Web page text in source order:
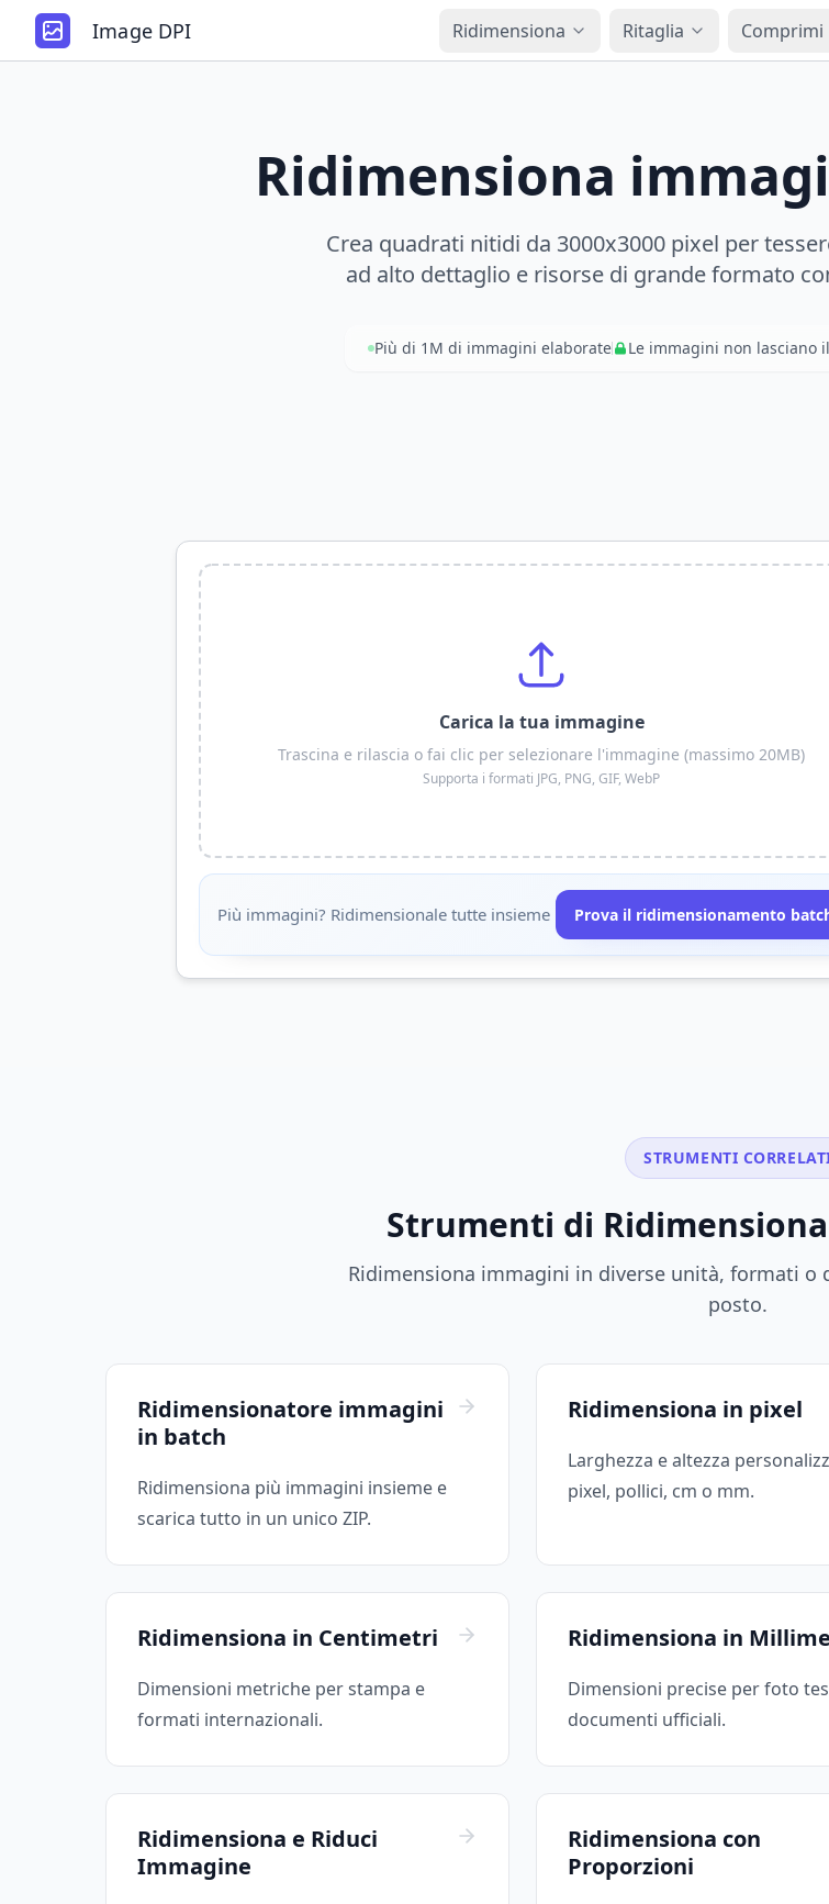
Image DPI Ridimensiona Ritaglia Comprimi
Ridimensiona
Crea quadrati nitidi da 3000x3000 pixel per
ad alto dettaglio e risorse di grande formato
Più di 1M di immagini elaborate Le immagini non lasciano
Carica la tua immagine
Trascina e rilascia o fai clic per selezionare l'immagine (massimo 20MB)
Supporta i formati JPG, PNG, GIF, WebP
Più immagini? Ridimensionale tutte insieme Prova il ridimensionamento
STRUMENTI
Strumenti di
Ridimensiona immagini in diverse unità, formati
posto.
Ridimensionatore immagini
in batch
Ridimensiona più immagini insieme e
scarica tutto in un unico ZIP.
Ridimensiona in pixel
Larghezza e altezza
pixel, pollici, cm o mm.
Ridimensiona in Centimetri
Dimensioni metriche per stampa e
formati internazionali.
Ridimensiona in
Dimensioni precise per foto
documenti ufficiali.
Ridimensiona e Riduci
Immagine
Ridimensiona con
Proporzioni